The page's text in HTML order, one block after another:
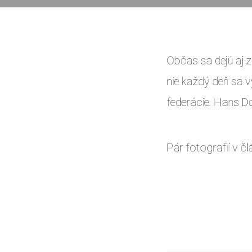
Občas sa dejú aj
nie každý deň sa
federácie. Hans
Pár fotografií v